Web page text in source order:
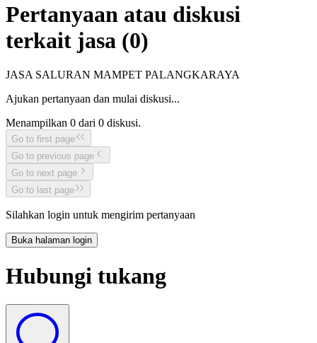
Pertanyaan atau diskusi
terkait jasa (0)
JASA SALURAN MAMPET PALANGKARAYA
Ajukan pertanyaan dan mulai diskusi...
Menampilkan 0 dari 0 diskusi.
Go to first page
Go to previous page
Go to next page
Go to last page
Silahkan login untuk mengirim pertanyaan
Buka halaman login
Hubungi tukang